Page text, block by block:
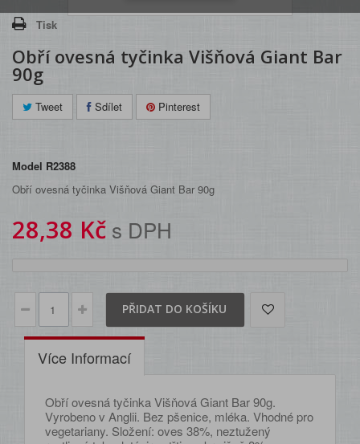
Tisk
Obří ovesná tyčinka Višňová Giant Bar
90g
Tweet Sdílet Pinterest
Model R2388
Obří ovesná tyčinka Višňová Giant Bar 90g
28,38 Kč s DPH
PŘIDAT DO KOŠÍKU
Více Informací
Obří ovesná tyčinka Višňová Giant Bar 90g.
Vyrobeno v Anglii. Bez pšenice, mléka. Vhodné pro
vegetariany. Složení: oves 38%, neztužený